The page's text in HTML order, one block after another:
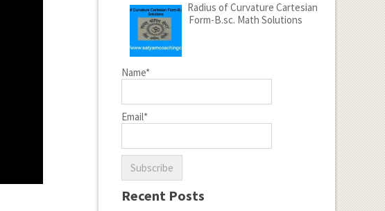
Radius of Curvature Cartesian
Form-B.sc. Math Solutions
Name*
Email*
Recent Posts